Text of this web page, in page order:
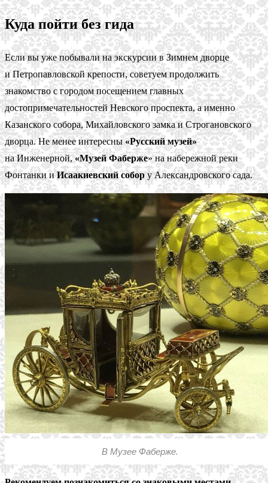
Куда пойти без гида
Если вы уже побывали на экскурсии в Зимнем дворце
и Петропавловской крепости, советуем продолжить
знакомство с городом посещением главных
достопримечательностей Невского проспекта, а именно
Казанского собора, Михайловского замка и Строгановского
дворца. Не менее интересны«Русский музей»
на Инженерной,«Музей Фаберже» на набережной реки
Фонтанки иИсаакиевский собору Александровского сада.
В Музее Фаберже.